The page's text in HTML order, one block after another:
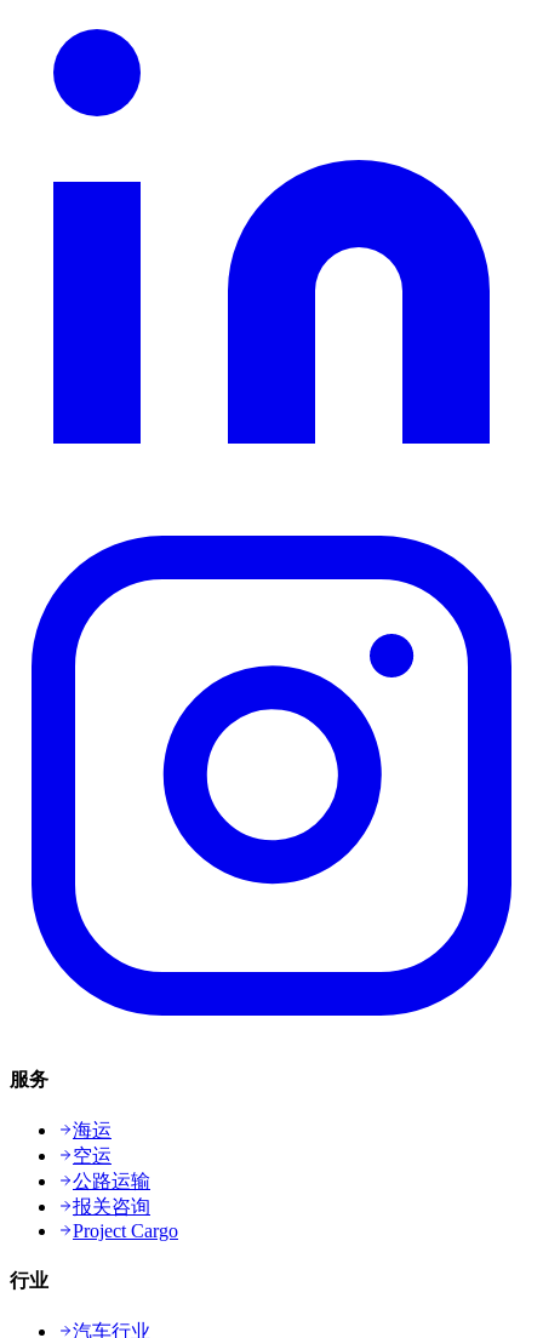
服务
海运
空运
公路运输
报关咨询
Project Cargo
行业
汽车行业